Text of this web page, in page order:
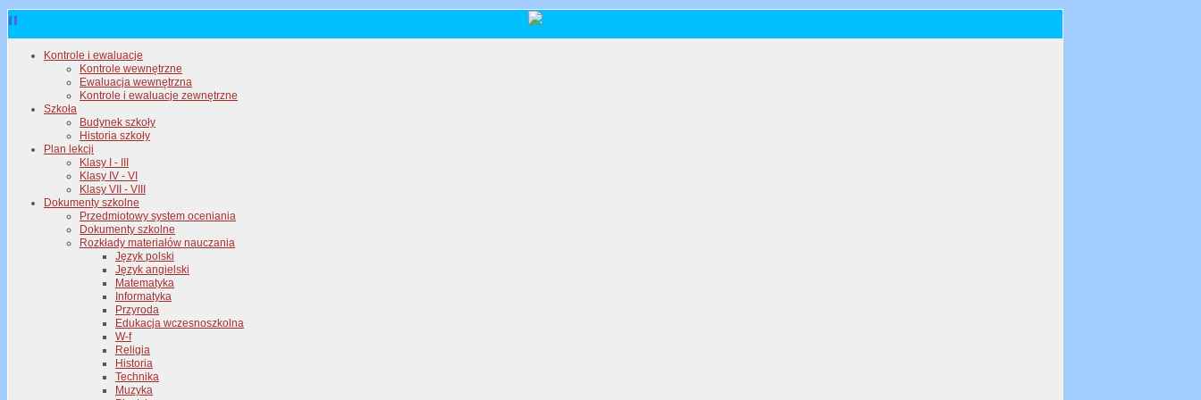
Kontrole i ewaluacje
Kontrole wewnętrzne
Ewaluacja wewnętrzna
Kontrole i ewaluacje zewnętrzne
Szkoła
Budynek szkoły
Historia szkoły
Plan lekcji
Klasy I - III
Klasy IV - VI
Klasy VII - VIII
Dokumenty szkolne
Przedmiotowy system oceniania
Dokumenty szkolne
Rozkłady materiałów nauczania
Język polski
Język angielski
Matematyka
Informatyka
Przyroda
Edukacja wczesnoszkolna
W-f
Religia
Historia
Technika
Muzyka